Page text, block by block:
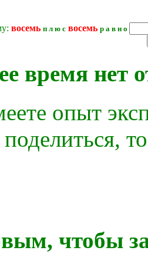
восeмь п л ю с восeмь р а в н о
время нет
опыт
чтобы